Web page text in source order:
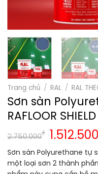
Trang chủ / RAL / RAL
Sơn sàn
RAFLOOR
2.750.000
₫ 1.512.500
Sơn sàn Polyurethane tự
một loại sơn 2 thành